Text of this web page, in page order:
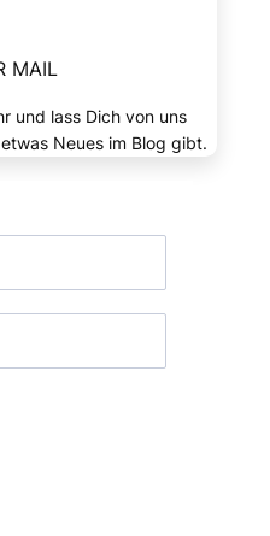
MAIL
und lass Dich von uns
Neues im Blog gibt.